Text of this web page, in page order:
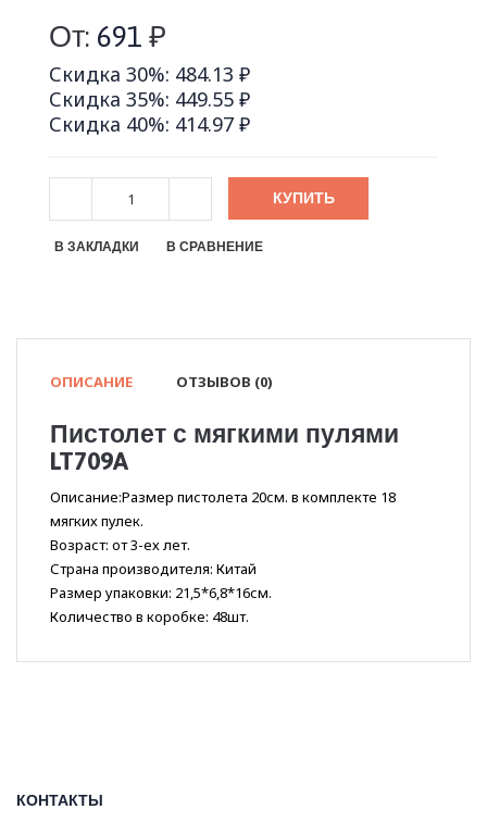
От: 691 ₽
Скидка 30%: 484.13 ₽
Скидка 35%: 449.55 ₽
Скидка 40%: 414.97 ₽
КУПИТЬ
В ЗАКЛАДКИ В СРАВНЕНИЕ
ОПИСАНИЕ ОТЗЫВОВ (0)
Пистолет с мягкими пулями
LT709A
Описание:Размер пистолета 20см. в комплекте 18
мягких пулек.
Возраст: от 3-ех лет.
Страна производителя: Китай
Размер упаковки: 21,5*6,8*16см.
Количество в коробке: 48шт.
КОНТАКТЫ